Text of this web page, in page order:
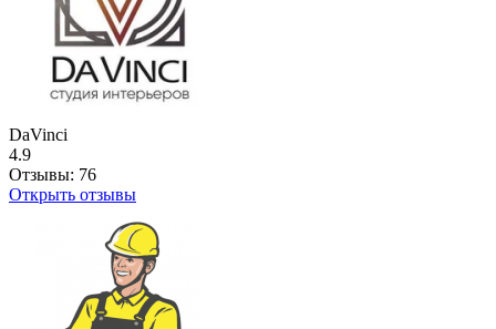
DaVinci
4.9
Отзывы: 76
Открыть отзывы